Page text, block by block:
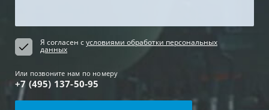
Я согласен сусловиями обработки персональных
данных
Или позвоните нам по номеру
+7 (495) 137-50-95